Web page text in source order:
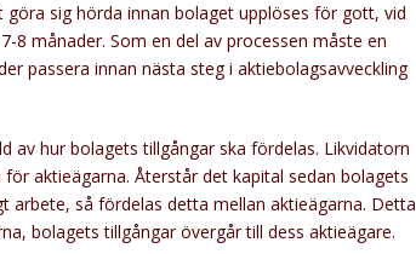
sig hörda innan bolaget upplöses för gott, vid
8 månader. Som en del av processen måste en
passera innan nästa steg i aktiebolagsavveckling
av hur bolagets tillgångar ska fördelas. Likvidatorn
aktieägarna. Återstår det kapital sedan bolagets
så fördelas detta mellan aktieägarna. Detta
bolagets tillgångar övergår till dess aktieägare.